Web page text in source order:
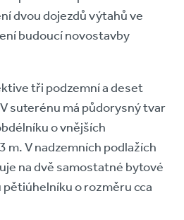
dvou dojezdů výtahů ve
budoucí novostavby
tři podzemní a deset
suterénu má půdorysný tvar
o vnějších
m. V nadzemních podlažích
na dvě samostatné bytové
o rozměru cca